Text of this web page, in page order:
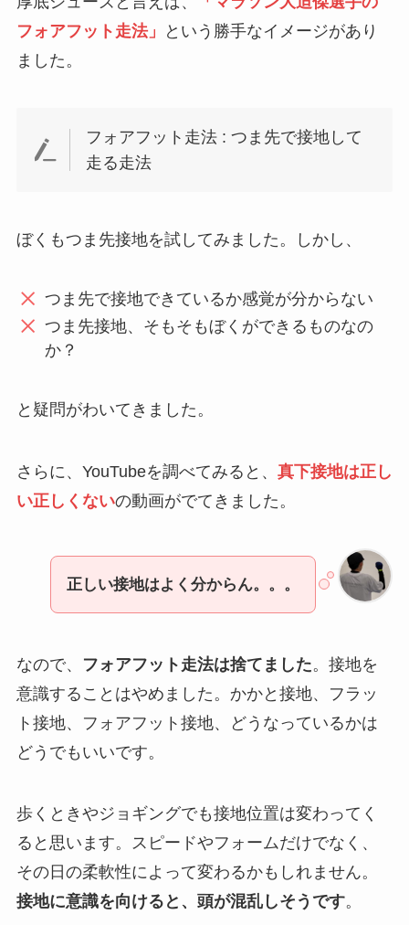
フォアフット走法」
という勝手なイメージがあり
ました。
フォアフット走法 : つま先で接地して
走る走法
ぼくもつま先接地を試してみました。しかし、
つま先で接地できているか感覚が分からない
つま先接地、そもそもぼくができるものなの
か？
と疑問がわいてきました。
さらに、YouTubeを調べてみると、 真下接地は正し
い正しくないの動画がでてきました。
正しい接地はよく分からん。。。
なので、 フォアフット走法は捨てました。接地を
意識することはやめました。かかと接地、フラッ
ト接地、フォアフット接地、どうなっているかは
どうでもいいです。
歩くときやジョギングでも接地位置は変わってく
ると思います。スピードやフォームだけでなく、
その日の柔軟性によって変わるかもしれません。
接地に意識を向けると、頭が混乱しそうです。